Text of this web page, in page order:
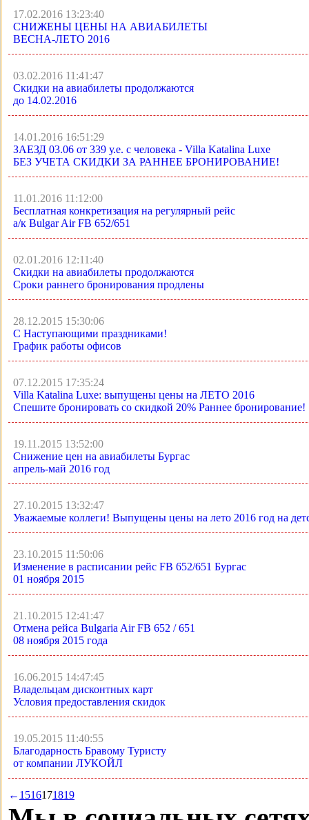
17.02.2016 13:23:40
СНИЖЕНЫ ЦЕНЫ НА АВИАБИЛЕТЫ
ВЕСНА-ЛЕТО 2016
03.02.2016 11:41:47
Скидки на авиабилеты продолжаются
до 14.02.2016
14.01.2016 16:51:29
ЗАЕЗД 03.06 от 339 у.е. с человека - Villa Katalina Luxe
БЕЗ УЧЕТА СКИДКИ ЗА РАННЕЕ БРОНИРОВАНИЕ!
11.01.2016 11:12:00
Бесплатная конкретизация на регулярный рейс
а/к Bulgar Air FB 652/651
02.01.2016 12:11:40
Скидки на авиабилеты продолжаются
Сроки раннего бронирования продлены
28.12.2015 15:30:06
С Наступающими праздниками!
График работы офисов
07.12.2015 17:35:24
Villa Katalina Luxe: выпущены цены на ЛЕТО 2016
Спешите бронировать со скидкой 20% Раннее бронирование!
19.11.2015 13:52:00
Снижение цен на авиабилеты Бургас
апрель-май 2016 год
27.10.2015 13:32:47
Уважаемые коллеги! Выпущены цены на лето 2016 год на
23.10.2015 11:50:06
Изменение в расписании рейс FB 652/651 Бургас
01 ноября 2015
21.10.2015 12:41:47
Отмена рейса Bulgaria Air FB 652 / 651
08 ноября 2015 года
16.06.2015 14:47:45
Владельцам дисконтных карт
Условия предоставления скидок
19.05.2015 11:40:55
Благодарность Бравому Туристу
от компании ЛУКОЙЛ
← 1516171819